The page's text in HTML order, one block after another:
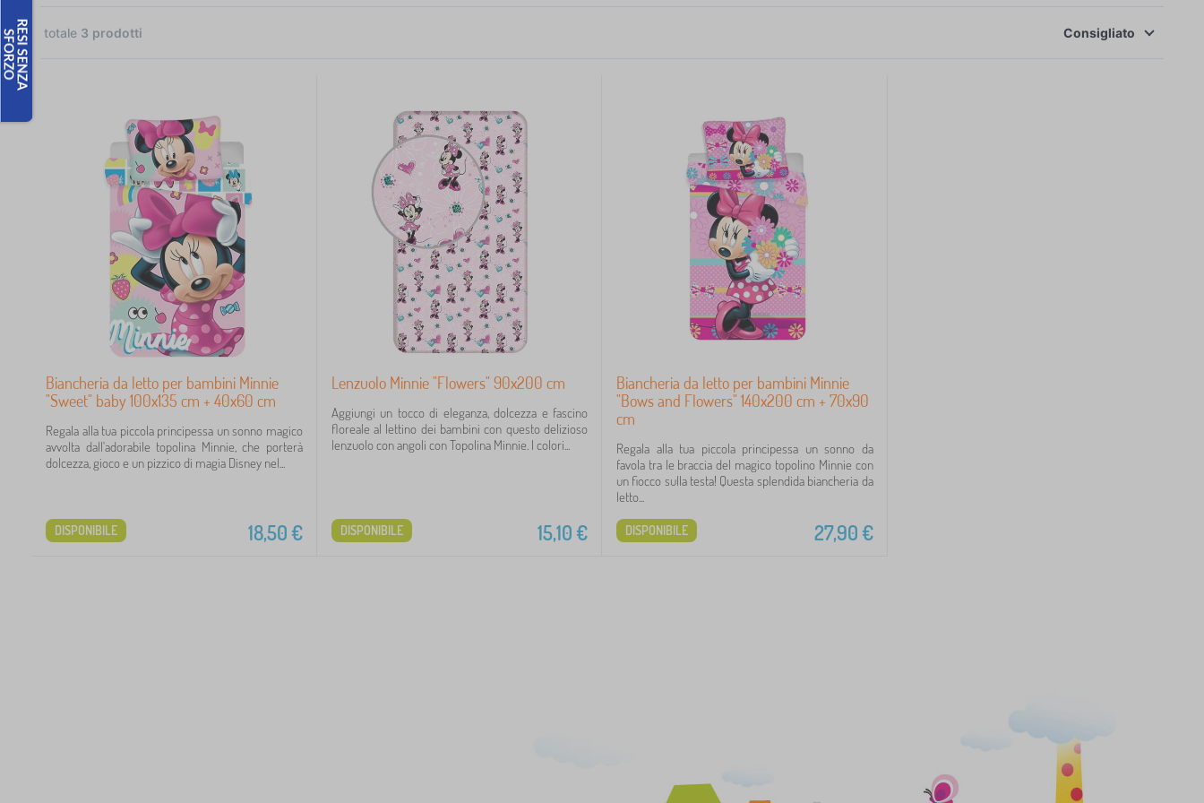
totale 3 prodotti
Biancheria da letto per bambini Minnie
"Sweet" baby 100x135 cm + 40x60 cm
Regala alla tua piccola principessa un sonno magico
avvolta dall'adorabile topolina Minnie, che porterà
dolcezza, gioco e un pizzico di magia Disney nel...
18,50€
DISPONIBILE
Lenzuolo Minnie "Flowers" 90x200 cm
Aggiungi un tocco di eleganza, dolcezza e fascino
floreale al lettino dei bambini con questo delizioso
lenzuolo con angoli con Topolina Minnie. I colori...
15,10€
DISPONIBILE
Biancheria da letto per bambini Minnie
"Bows and Flowers" 140x200 cm + 70x90
cm
Regala alla tua piccola principessa un sonno da
favola tra le braccia del magico topolino Minnie con
un fiocco sulla testa! Questa splendida biancheria da
letto...
27,90€
DISPONIBILE